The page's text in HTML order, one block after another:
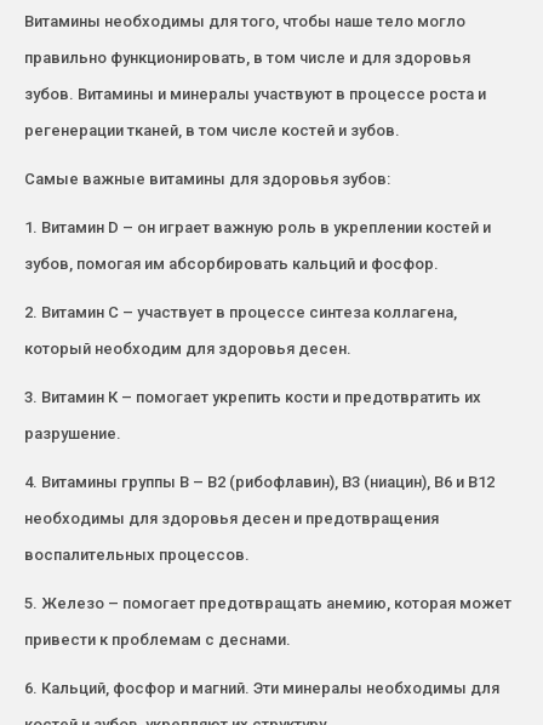
Витамины необходимы для того, чтобы наше тело могло
правильно функционировать, в том числе и для здоровья
зубов. Витамины и минералы участвуют в процессе роста и
регенерации тканей, в том числе костей и зубов.
Самые важные витамины для здоровья зубов:
1. Витамин D – он играет важную роль в укреплении костей и
зубов, помогая им абсорбировать кальций и фосфор.
2. Витамин С – участвует в процессе синтеза коллагена,
который необходим для здоровья десен.
3. Витамин К – помогает укрепить кости и предотвратить их
разрушение.
4. Витамины группы В – B2 (рибофлавин), В3 (ниацин), В6 и В12
необходимы для здоровья десен и предотвращения
воспалительных процессов.
5. Железо – помогает предотвращать анемию, которая может
привести к проблемам с деснами.
6. Кальций, фосфор и магний. Эти минералы необходимы для